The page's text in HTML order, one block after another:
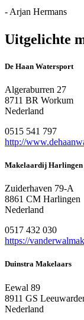
- Arjan Hermans
Uitgelichte
De Haan Watersport
Algeraburren 27
8711 BR Workum
Nederland
0515 541 797
http://
Makelaardij Harlingen
Zuiderhaven 79-A
8861 CM Harlingen
Nederland
0517 432 030
https://
Duinstra Makelaars
Eewal 89
8911 GS
Nederland